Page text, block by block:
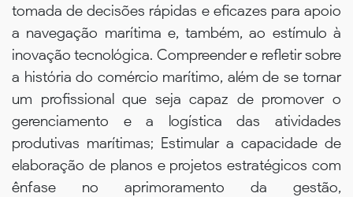
tomada de decisões rápidas e eficazes para apoio
a navegação marítima e, também, ao estímulo à
inovação tecnológica. Compreender e refletir sobre
a história do comércio marítimo, além de se tornar
um profissional que seja capaz de promover o
gerenciamento e a logística das atividades
produtivas marítimas; Estimular a capacidade de
elaboração de planos e projetos estratégicos com
ênfase no aprimoramento da gestão,